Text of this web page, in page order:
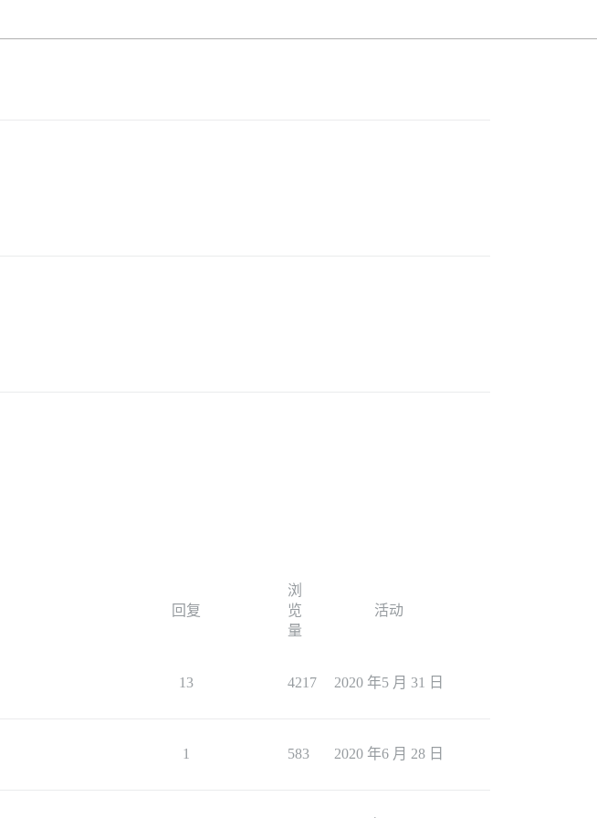
回复
浏
览
量
活动
13 4217 2020 年5 月 31 日
1 583 2020 年6 月 28 日